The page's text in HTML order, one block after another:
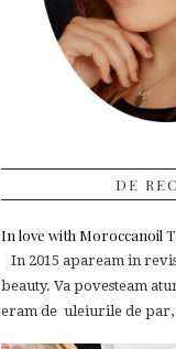
DE
In love with Moroccanoil
In 2015 apaream in
beauty. Va povesteam
eram de uleiurile de par,